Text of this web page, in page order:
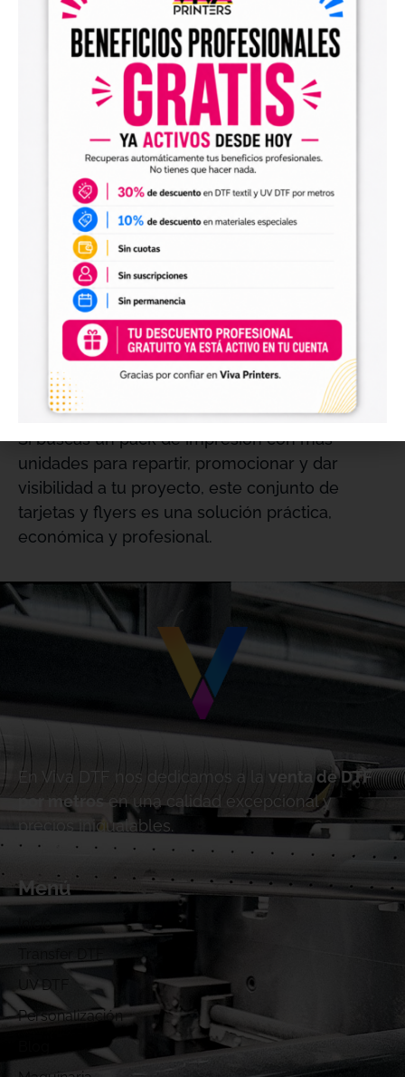
negocio o reforzar la imagen de marca ante
clientes y colaboradores.
flyers A6
son compactos, fáciles de repartir
y muy útiles para comunicar promociones,
descuentos, eventos, códigos QR, redes
sociales, servicios o campañas especiales de
forma clara y directa.
Ideal para lanzamientos, promociones
y eventos
Pack lanzamientoes una opción perfecta
para aperturas, campañas promocionales,
ferias, eventos, acciones comerciales,
lanzamientos de productos, marcas nuevas y
negocios que necesitan llegar a más personas.
Si buscas un pack de impresión con más
unidades para repartir, promocionar y dar
visibilidad a tu proyecto, este conjunto de
tarjetas y flyers es una solución práctica,
económica y profesional.
En Viva DTF nos dedicamos a la
venta de DTF
por metros
en una calidad excepcional y
precios inigualables.
Menú
UV DTF
Personalización